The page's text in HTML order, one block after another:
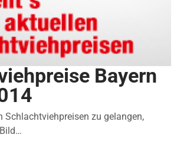
Bayern
Schlachtviehpreisen zu gelangen,